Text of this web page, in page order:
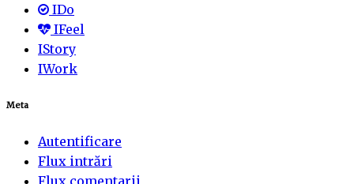
IDo
IFeel
IStory
IWork
Meta
Autentificare
Flux intrări
Flux comentarii